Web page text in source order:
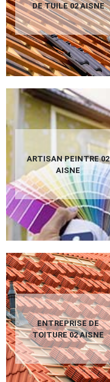
DE TUILE 02 AISNE
ARTISAN PEINTRE 02
AISNE
ENTREPRISE DE
TOITURE 02 AISNE